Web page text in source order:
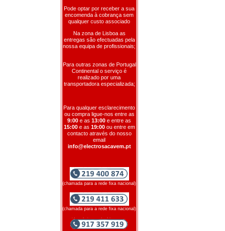
Pode optar por receber a sua
encomenda à cobrança sem
qualquer custo associado
Na zona de Lisboa as
entregas são efectuadas pela
nossa equipa de profissionais;
Para outras zonas de Portugal
Continental o serviço é
realizado por uma
transportadora especializada;
Para qualquer esclarecimento
ou compra ligue-nos entre as
9:00 e as 13:00 e entre as
15:00e as 19:00 ou entre em
contacto através do nosso
email
info@electrosacavem.pt
(chamada para a rede fixa nacional)
(chamada para a rede fixa nacional)